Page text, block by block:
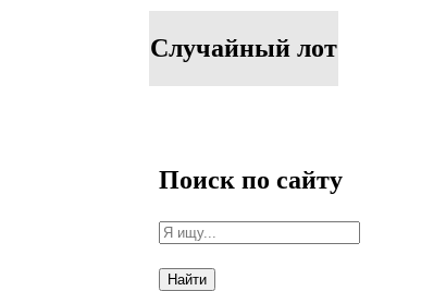
Случайный лот
Поиск по сайту